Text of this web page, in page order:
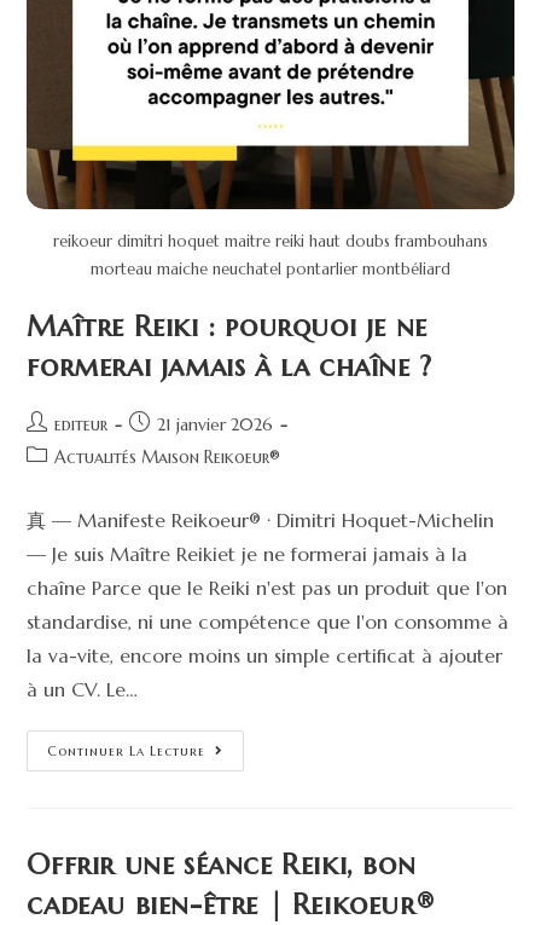
reikoeur dimitri hoquet maitre reiki haut doubs frambouhans
morteau maiche neuchatel pontarlier montbéliard
Maître Reiki : pourquoi je ne
formerai jamais à la chaîne ?
editeur
21 janvier 2026
Actualités Maison Reikoeur®
真 — Manifeste Reikoeur® · Dimitri Hoquet-Michelin
— Je suis Maître Reikiet je ne formerai jamais à la
chaîne Parce que le Reiki n'est pas un produit que l'on
standardise, ni une compétence que l'on consomme à
la va-vite, encore moins un simple certificat à ajouter
à un CV. Le…
Continuer La Lecture
Offrir une séance Reiki, bon
cadeau bien-être | Reikoeur®